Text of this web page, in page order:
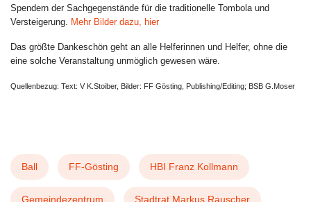
Spendern der Sachgegenstände für die traditionelle Tombola und
Versteigerung. Mehr Bilder dazu, hier
Das größte Dankeschön geht an alle Helferinnen und Helfer, ohne die
eine solche Veranstaltung unmöglich gewesen wäre.
Quellenbezug: Text: V K.Stoiber, Bilder: FF Gösting, Publishing/Editing; BSB G.Moser
Ball FF-Gösting HBI Franz Kollmann
Gemeindezentrum Stadtrat Markus Rauscher